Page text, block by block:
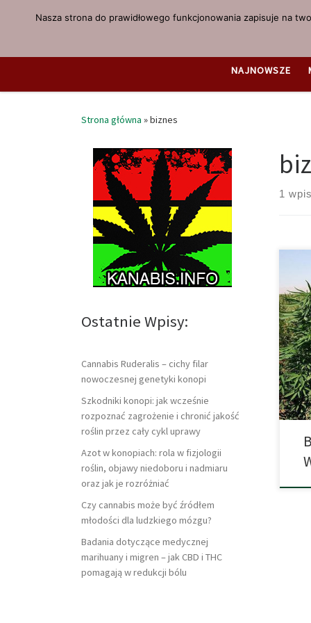
Przejdź do treści
NAJNOWSZE
Strona główna »biznes
1 wpis
Ostatnie Wpisy:
Cannabis Ruderalis – cichy filar
nowoczesnej genetyki konopi
Szkodniki konopi: jak wcześnie
rozpoznać zagrożenie i chronić jakość
roślin przez cały cykl uprawy
Azot w konopiach: rola w fizjologii
roślin, objawy niedoboru i nadmiaru
oraz jak je rozróżniać
Czy cannabis może być źródłem
młodości dla ludzkiego mózgu?
Badania dotyczące medycznej
marihuany i migren – jak CBD i THC
pomagają w redukcji bólu
Nasza strona do prawidłowego funkcjonowania zapisuje na